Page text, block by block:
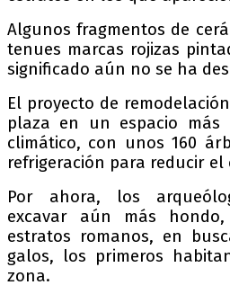
Algunos fragmentos de
tenues marcas rojizas
significado aún no se ha
El proyecto de
plaza en un espacio más
climático, con unos 160
refrigeración para reducir
Por ahora, los
excavar aún más
estratos romanos, en
galos, los primeros
zona.